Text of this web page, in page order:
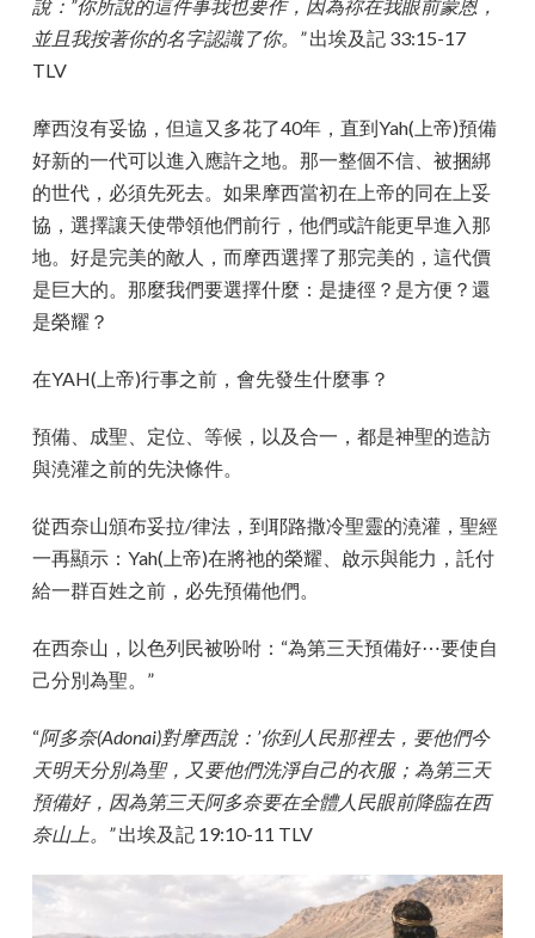
說：”你所說的這件事我也要作，因為祢在我眼前蒙恩，
並且我按著你的名字認識了你。”出埃及記 33:15-17
TLV
摩西沒有妥協，但這又多花了40年，直到Yah(上帝)預備
好新的一代可以進入應許之地。那一整個不信、被捆綁
的世代，必須先死去。如果摩西當初在上帝的同在上妥
協，選擇讓天使帶領他們前行，他們或許能更早進入那
地。好是完美的敵人，而摩西選擇了那完美的，這代價
是巨大的。那麼我們要選擇什麼：是捷徑？是方便？還
是榮耀？
在YAH(上帝)行事之前，會先發生什麼事？
預備、成聖、定位、等候，以及合一，都是神聖的造訪
與澆灌之前的先決條件。
從西奈山頒布妥拉/律法，到耶路撒冷聖靈的澆灌，聖經
一再顯示：Yah(上帝)在將祂的榮耀、啟示與能力，託付
給一群百姓之前，必先預備他們。
在西奈山，以色列民被吩咐：“為第三天預備好⋯要使自
己分別為聖。”
“阿多奈(Adonai)對摩西說：’你到人民那裡去，要他們今
天明天分別為聖，又要他們洗淨自己的衣服；為第三天
預備好，因為第三天阿多奈要在全體人民眼前降臨在西
奈山上。”出埃及記 19:10-11 TLV